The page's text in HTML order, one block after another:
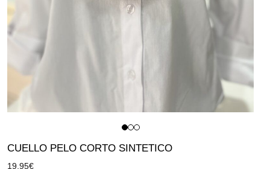
CUELLO PELO CORTO SINTETICO
19,95€